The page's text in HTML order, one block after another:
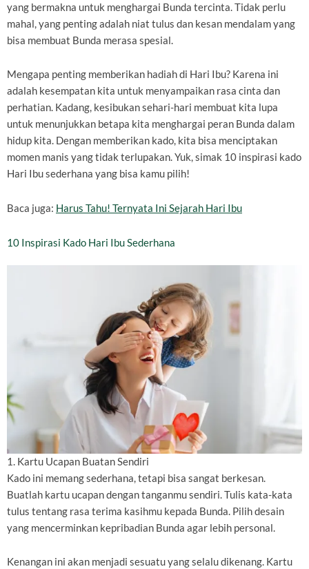
yang bermakna untuk menghargai Bunda tercinta. Tidak perlu
mahal, yang penting adalah niat tulus dan kesan mendalam yang
bisa membuat Bunda merasa spesial.
Mengapa penting memberikan hadiah di Hari Ibu? Karena ini
adalah kesempatan kita untuk menyampaikan rasa cinta dan
perhatian. Kadang, kesibukan sehari-hari membuat kita lupa
untuk menunjukkan betapa kita menghargai peran Bunda dalam
hidup kita. Dengan memberikan kado, kita bisa menciptakan
momen manis yang tidak terlupakan. Yuk, simak 10 inspirasi kado
Hari Ibu sederhana yang bisa kamu pilih!
Baca juga: Harus Tahu! Ternyata Ini Sejarah Hari Ibu
10 Inspirasi Kado Hari Ibu Sederhana
1. Kartu Ucapan Buatan Sendiri
Kado ini memang sederhana, tetapi bisa sangat berkesan.
Buatlah kartu ucapan dengan tanganmu sendiri. Tulis kata-kata
tulus tentang rasa terima kasihmu kepada Bunda. Pilih desain
yang mencerminkan kepribadian Bunda agar lebih personal.
Kenangan ini akan menjadi sesuatu yang selalu dikenang. Kartu